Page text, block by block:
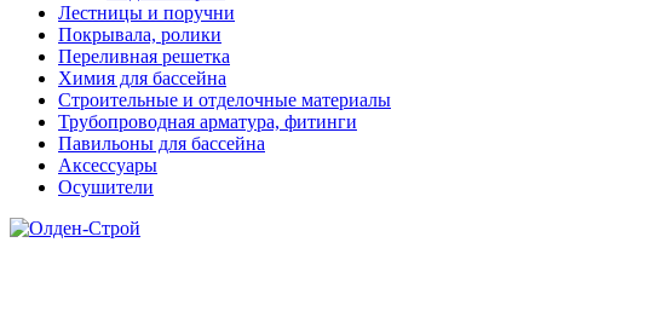
Лестницы и поручни
Покрывала, ролики
Переливная решетка
Химия для бассейна
Строительные и отделочные материалы
Трубопроводная арматура, фитинги
Павильоны для бассейна
Аксессуары
Осушители